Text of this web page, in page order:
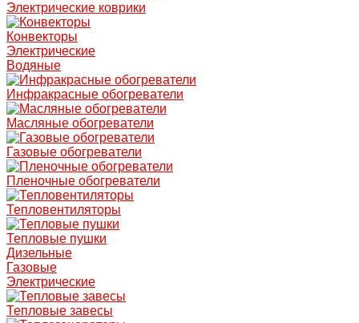
Электрические коврики
Конвекторы
Электрические
Водяные
Инфракрасные обогреватели
Масляные обогреватели
Газовые обогреватели
Пленочные обогреватели
Тепловентиляторы
Тепловые пушки
Дизельные
Газовые
Электрические
Тепловые завесы